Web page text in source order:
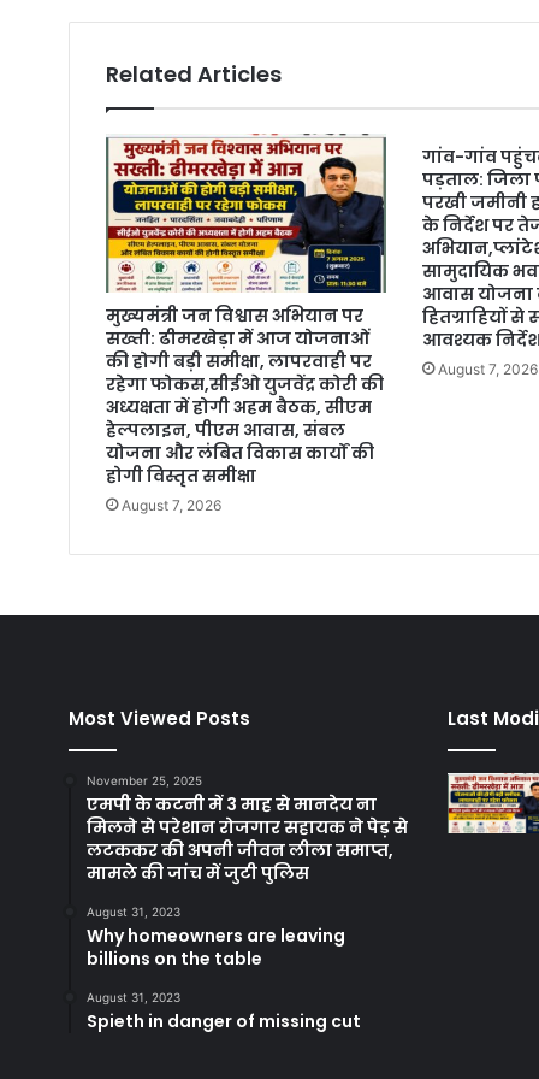
Related Articles
मुख्यमंत्री जन विश्वास अभियान पर
सख्ती: ढीमरखेड़ा में आज योजनाओं
की होगी बड़ी समीक्षा, लापरवाही पर
रहेगा फोकस,सीईओ युजवेंद्र कोरी की
अध्यक्षता में होगी अहम बैठक, सीएम
हेल्पलाइन, पीएम आवास, संबल
योजना और लंबित विकास कार्यों की
होगी विस्तृत समीक्षा
August 7, 2026
गांव-गांव
पड़ताल: जिला
परखी जमीनी
के निर्देश पर
सामुदायिक
आवास योजना
हितग्राहियों
आवश्यक
August 7, 2026
Most Viewed Posts
November 25, 2025
एमपी के कटनी में 3 माह से मानदेय ना
मिलने से परेशान रोजगार सहायक ने पेड़ से
लटककर की अपनी जीवन लीला समाप्त,
मामले की जांच में जुटी पुलिस
August 31, 2023
Why homeowners are leaving
billions on the table
August 31, 2023
Spieth in danger of missing cut
Last